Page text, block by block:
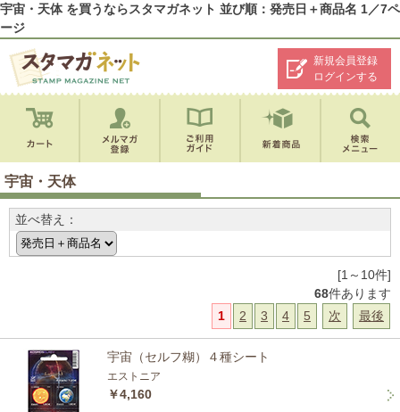
宇宙・天体 を買うならスタマガネット 並び順：発売日＋商品名 1／7ペ
ージ
新規会員登録
ログインする
宇宙・天体
並べ替え：
[1～10件]
68件あります
1
2 3 4 5 次 最後
宇宙（セルフ糊）４種シート
エストニア
￥4,160